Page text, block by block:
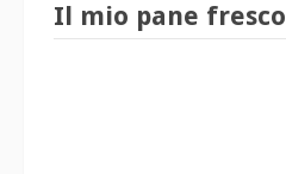
Il mio pane fresco